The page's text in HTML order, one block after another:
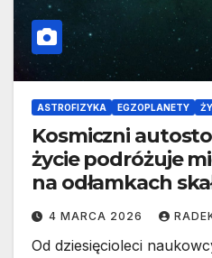
ASTROFIZYKA EGZOPLANETY
Kosmiczni
życie podróżuje
na odłamkach
4 MARCA 2026
Od dziesięcioleci